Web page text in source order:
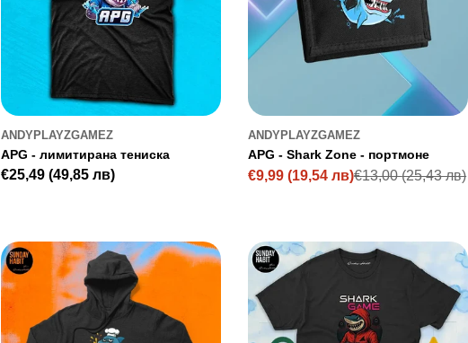
ANDYPLAYZGAMEZ
APG - лимитирана тениска
Редовна
€25,49(49,85 лв)
ANDYPLAYZGAMEZ
APG - Shark Zone - портмоне
Цена
€9,99(19,54 лв)
Редовна
€13,00(25,43 лв)